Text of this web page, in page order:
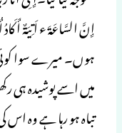
ہوں۔ میرے سوا
میں اسے پوشیدہ ہی
تباہ ہو رہا ہے وہ اس